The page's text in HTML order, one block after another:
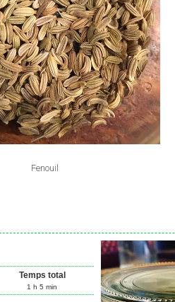
Fenouil
Temps total
1 h 5 min